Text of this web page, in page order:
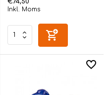
Inkl. Moms